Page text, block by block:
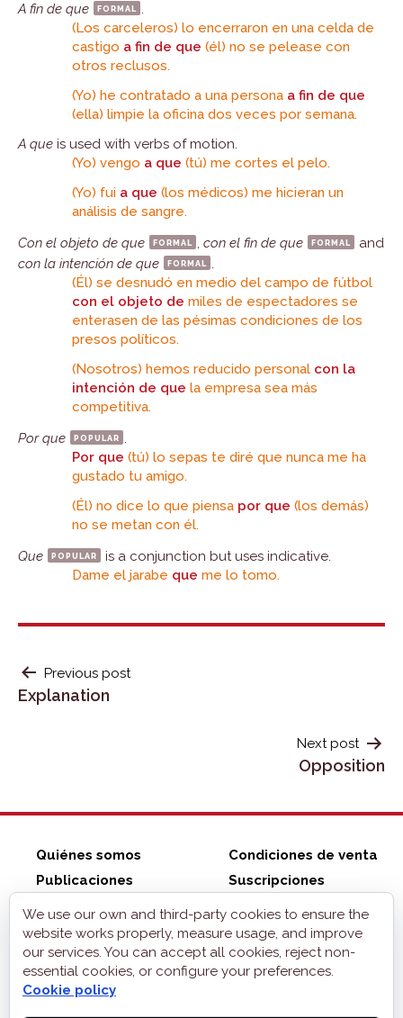
A fin de que formal .
(Los carceleros) lo encerraron en una celda de
castigo a fin de que (él) no se pelease con
otros reclusos.
(Yo) he contratado a una persona a fin de que
(ella) limpie la oficina dos veces por semana.
A que is used with verbs of motion.
(Yo) vengo a que (tú) me cortes el pelo.
(Yo) fui a que (los médicos) me hicieran un
análisis de sangre.
Con el objeto de que formal , con el fin de que formal
and
con la intención de que formal .
(Él) se desnudó en medio del campo de fútbol
con el objeto de miles de espectadores se
enterasen de las pésimas condiciones de los
presos políticos.
(Nosotros) hemos reducido personal con la
intención de que la empresa sea más
competitiva.
Por que popular .
Por que (tú) lo sepas te diré que nunca me ha
gustado tu amigo.
(Él) no dice lo que piensa por que (los demás)
no se metan con él.
Que popular
is a conjunction but uses indicative.
Dame el jarabe que me lo tomo.
POST
NAVIGATION
Previous post
Explanation
Next post
Opposition
Quiénes somos
Publicaciones
ZonaELE shop
Condiciones de venta
Suscripciones
Contacto
Aviso legal
Privacidad
Cookies
We use our own and third-party cookies to ensure the
website works properly, measure usage, and improve
our services. You can accept all cookies, reject non-
essential cookies, or configure your preferences.
Cookie policy